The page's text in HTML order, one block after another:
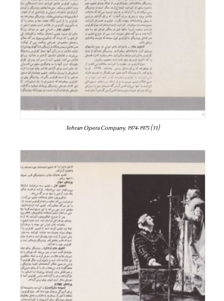
Tehran Opera Company, 1974-1975 (11)